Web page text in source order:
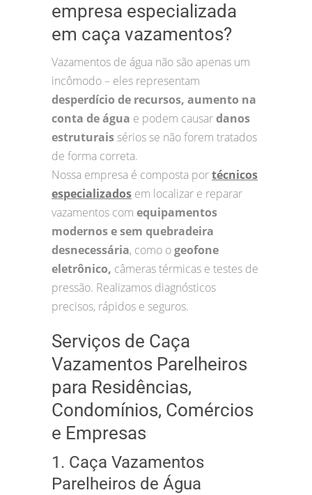
empresa especializada
em caça vazamentos?
Vazamentos de água não são apenas um
incômodo – eles representam
desperdício de recursos, aumento na
conta de água e podem causardanos
estruturais sérios se não forem tratados
de forma correta.
Nossa empresa é composta portécnicos
especializados em localizar e reparar
vazamentos com equipamentos
modernos e sem quebradeira
desnecessária, como ogeofone
eletrônico, câmeras térmicas e testes de
pressão. Realizamos diagnósticos
precisos, rápidos e seguros.
Serviços de Caça
Vazamentos Parelheiros
para Residências,
Condomínios, Comércios
e Empresas
1. Caça Vazamentos
Parelheiros de Água